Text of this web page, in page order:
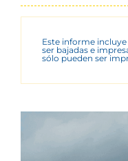
Este informe
ser bajadas e
sólo pueden ser